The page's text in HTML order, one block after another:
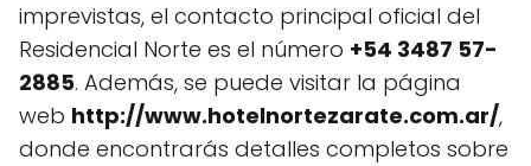
imprevistas, el contacto principal oficial del
Residencial Norte es el número +54 3487 57-
2885. Además, se puede visitar la página
web http://www.hotelnortezarate.com.ar/,
donde encontrarás detalles completos sobre